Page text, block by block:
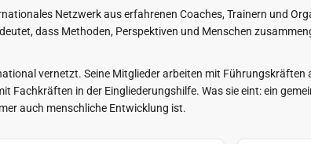
Netzwerk aus erfahrenen Coaches, Trainern und
dass Methoden, Perspektiven und Menschen
vernetzt. Seine Mitglieder arbeiten mit
Fachkräften in der Eingliederungshilfe. Was sie eint: ein
auch menschliche Entwicklung ist.